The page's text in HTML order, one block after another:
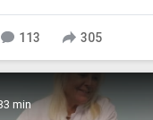
113 305
min